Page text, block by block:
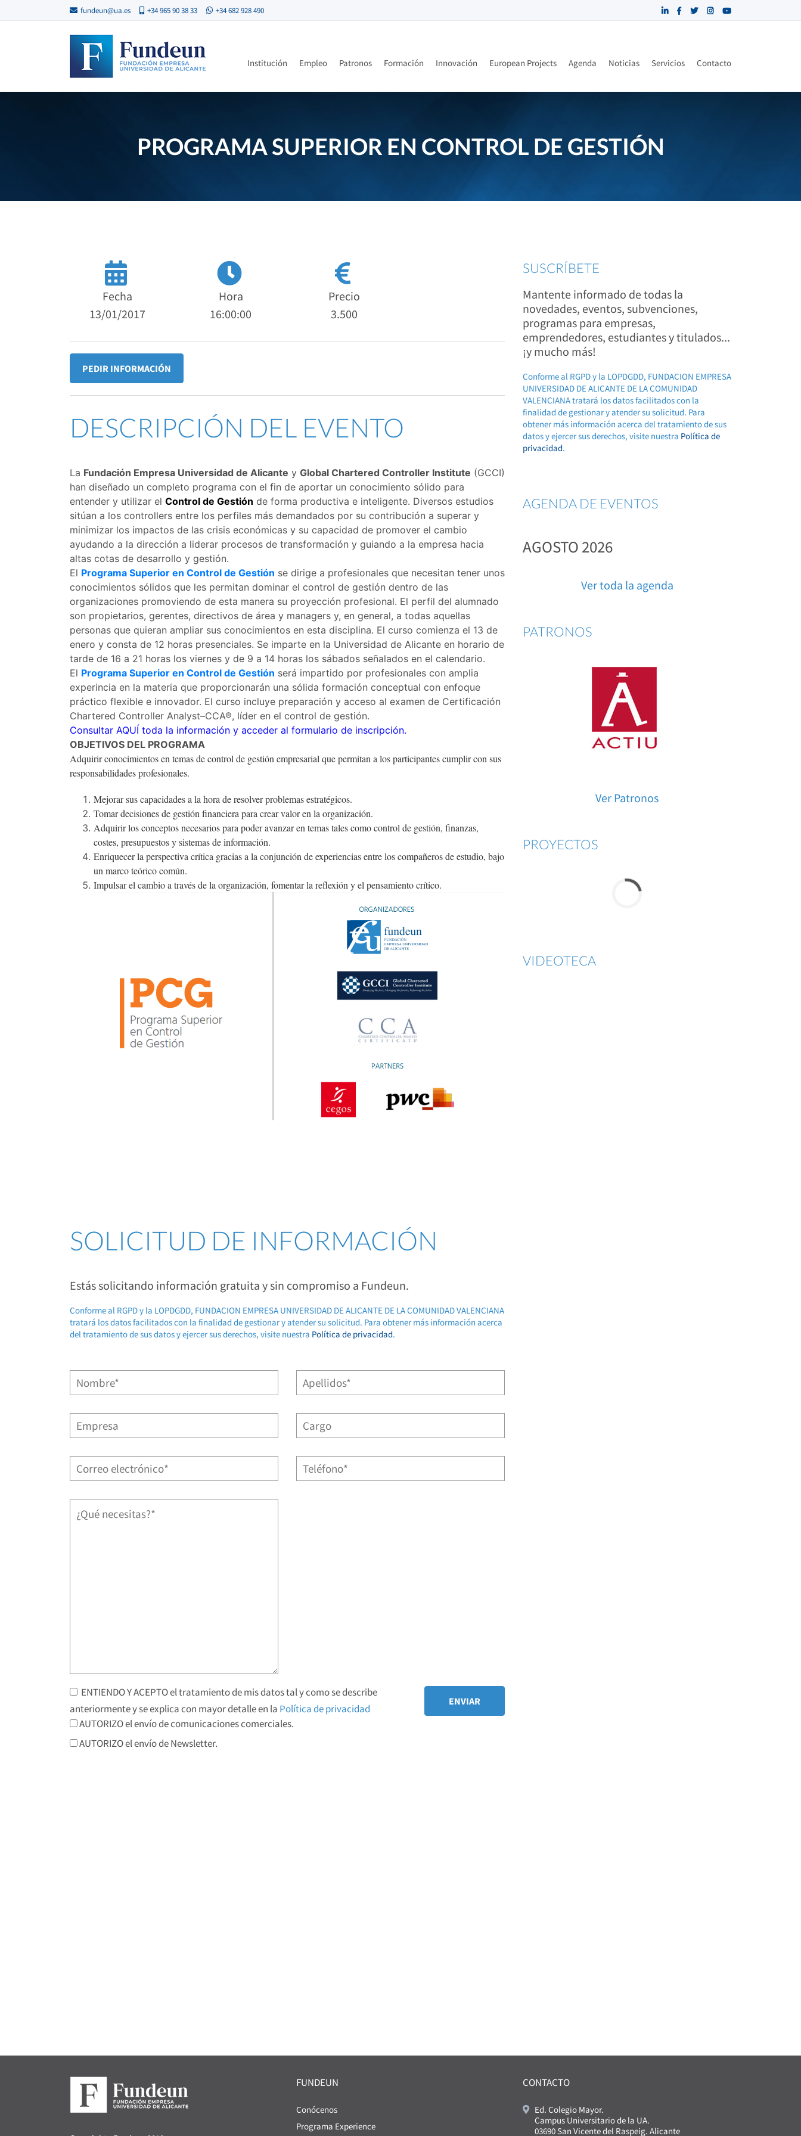
fundeun@ua.es +34 965 90 38 33 +34 682 928 490
Institución Empleo Patronos Formación Innovación European Projects Agenda Noticias Servicios Contacto
PROGRAMA SUPERIOR EN CONTROL DE GESTIÓN
Fecha
13/01/2017
Hora
16:00:00
Precio
3.500
PEDIR INFORMACIÓN
DESCRIPCIÓN DEL EVENTO
La Fundación Empresa Universidad de Alicante y Global Chartered Controller Institute (GCCI)
han diseñado un completo programa con el fin de aportar un conocimiento sólido para
entender y utilizar el Control de Gestión de forma productiva e inteligente. Diversos estudios
sitúan a los controllers entre los perfiles más demandados por su contribución a superar y
minimizar los impactos de las crisis económicas y su capacidad de promover el cambio
ayudando a la dirección a liderar procesos de transformación y guiando a la empresa hacia
altas cotas de desarrollo y gestión.
El Programa Superior en Control de Gestión se dirige a profesionales que necesitan tener unos
conocimientos sólidos que les permitan dominar el control de gestión dentro de las
organizaciones promoviendo de esta manera su proyección profesional. El perfil del alumnado
son propietarios, gerentes, directivos de área y managers y, en general, a todas aquellas
personas que quieran ampliar sus conocimientos en esta disciplina. El curso comienza el 13 de
enero y consta de 12 horas presenciales. Se imparte en la Universidad de Alicante en horario de
tarde de 16 a 21 horas los viernes y de 9 a 14 horas los sábados señalados en el calendario.
El Programa Superior en Control de Gestión será impartido por profesionales con amplia
experincia en la materia que proporcionarán una sólida formación conceptual con enfoque
práctico flexible e innovador. El curso incluye preparación y acceso al examen de Certificación
Chartered Controller Analyst–CCA®, líder en el control de gestión.
Consultar AQUÍ toda la información y acceder al formulario de inscripción.
OBJETIVOS DEL PROGRAMA
Adquirir conocimientos en temas de control de gestión empresarial que permitan a los participantes cumplir con sus
responsabilidades profesionales.
Mejorar sus capacidades a la hora de resolver problemas estratégicos.
Tomar decisiones de gestión financiera para crear valor en la organización.
Adquirir los conceptos necesarios para poder avanzar en temas tales como control de gestión, finanzas,
costes, presupuestos y sistemas de información.
Enriquecer la perspectiva crítica gracias a la conjunción de experiencias entre los compañeros de estudio, bajo
un marco teórico común.
Impulsar el cambio a través de la organización, fomentar la reflexión y el pensamiento crítico.
SOLICITUD DE INFORMACIÓN
Estás solicitando información gratuita y sin compromiso a Fundeun.
Conforme al RGPD y la LOPDGDD, FUNDACION EMPRESA UNIVERSIDAD DE ALICANTE DE LA COMUNIDAD VALENCIANA
tratará los datos facilitados con la finalidad de gestionar y atender su solicitud. Para obtener más información acerca
del tratamiento de sus datos y ejercer sus derechos, visite nuestra Política de privacidad.
ENTIENDO Y ACEPTO el tratamiento de mis datos tal y como se describe
anteriormente y se explica con mayor detalle en la Política de privacidad
AUTORIZO el envío de comunicaciones comerciales.
AUTORIZO el envío de Newsletter.
SUSCRÍBETE
Mantente informado de todas la
novedades, eventos, subvenciones,
programas para empresas,
emprendedores, estudiantes y titulados...
¡y mucho más!
Conforme al RGPD y la LOPDGDD, FUNDACION EMPRESA
UNIVERSIDAD DE ALICANTE DE LA COMUNIDAD
VALENCIANA tratará los datos facilitados con la
finalidad de gestionar y atender su solicitud. Para
obtener más información acerca del tratamiento de sus
datos y ejercer sus derechos, visite nuestra Política de
privacidad.
AGENDA DE EVENTOS
AGOSTO 2026
Ver toda la agenda
PATRONOS
Ver Patronos
PROYECTOS
VIDEOTECA
FUNDEUN
Conócenos
Programa Experience
CONTACTO
Ed. Colegio Mayor.
Campus Universitario de la UA.
03690 San Vicente del Raspeig. Alicante